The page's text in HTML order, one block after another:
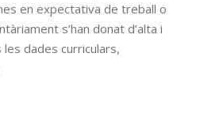
en expectativa de treball o
s’han donat d’alta i
dades curriculars,